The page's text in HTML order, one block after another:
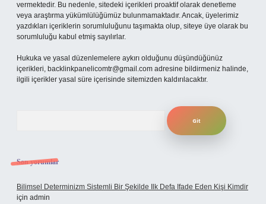
vermektedir. Bu nedenle, sitedeki içerikleri proaktif olarak denetleme
veya araştırma yükümlülüğümüz bulunmamaktadır. Ancak, üyelerimiz
yazdıkları içeriklerin sorumluluğunu taşımakta olup, siteye üye olarak bu
sorumluluğu kabul etmiş sayılırlar.
Hukuka ve yasal düzenlemelere aykırı olduğunu düşündüğünüz
içerikleri, backlinkpanelicomtr@gmail.com adresine bildirmeniz halinde,
ilgili içerikler yasal süre içerisinde sitemizden kaldırılacaktır.
Son yorumlar
Bilimsel Determinizm Sistemli Bir Şekilde Ilk Defa Ifade Eden Kişi Kimdir
için admin